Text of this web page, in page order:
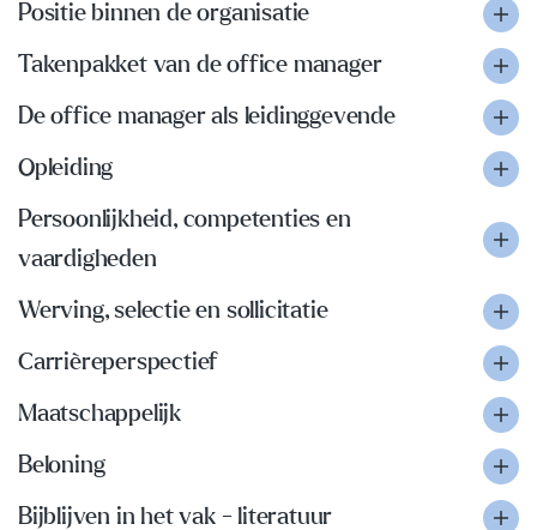
Positie binnen de organisatie
Takenpakket van de office manager
De office manager als leidinggevende
Opleiding
Persoonlijkheid, competenties en
vaardigheden
Werving, selectie en sollicitatie
Carrièreperspectief
Maatschappelijk
Beloning
Bijblijven in het vak - literatuur